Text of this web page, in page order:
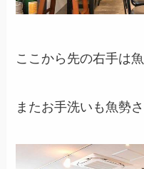
ここから先の右手は
またお手洗いも魚勢